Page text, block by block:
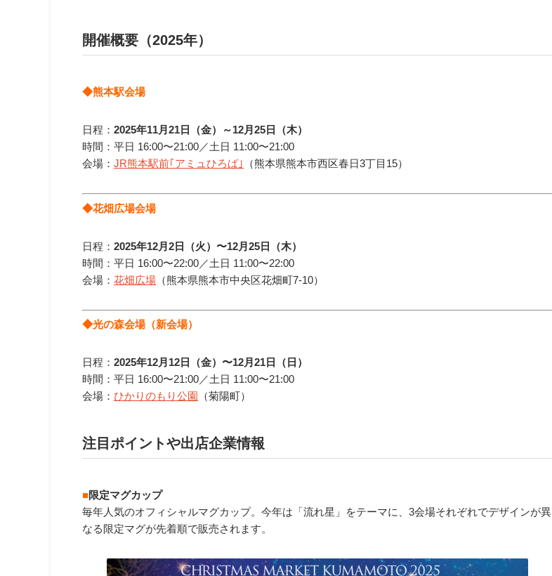
開催概要（2025年）
◆熊本駅会場
日程： 2025年11月21日（金）～12月25日（木）
時間：平日 16:00〜21:00／土日 11:00〜21:00
会場： JR熊本駅前｢アミュひろば｣ （熊本県熊本市西区春日3丁目 15）
◆花畑広場会場
日程： 2025年12月2日（火）〜12月25日（木）
時間：平日 16:00〜22:00／土日 11:00〜22:00
会場： 花畑広場 （熊本県熊本市中央区花畑町7-10）
◆光の森会場（新会場）
日程： 2025年12月12日（金）〜12月21日（日）
時間：平日 16:00〜21:00／土日 11:00〜21:00
会場： ひかりのもり公園 （菊陽町）
注目ポイントや出店企業情報
■限定マグカップ
毎年人気のオフィシャルマグカップ。今年は「流れ星」をテーマに、3会場それぞれでデザインが異
なる限定マグが先着順で販売されます。